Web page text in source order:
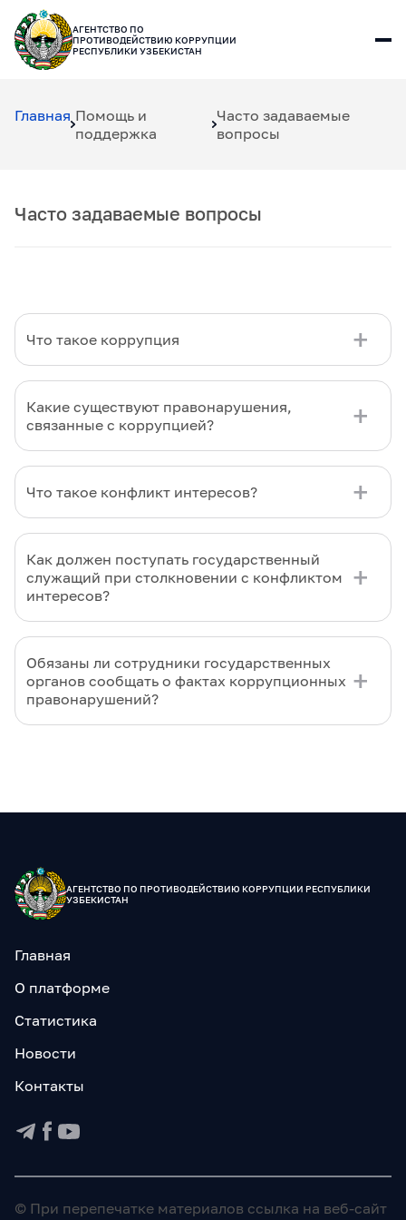
АГЕНТСТВО ПО
ПРОТИВОДЕЙСТВИЮ КОРРУПЦИИ
РЕСПУБЛИКИ УЗБЕКИСТАН
Главная Помощь и
поддержка
Часто задаваемые
вопросы
Часто задаваемые вопросы
Что такое коррупция
Какие существуют правонарушения,
связанные с коррупцией?
Что такое конфликт интересов?
Как должен поступать государственный
служащий при столкновении с конфликтом
интересов?
Обязаны ли сотрудники государственных
органов сообщать о фактах коррупционных
правонарушений?
АГЕНТСТВО ПО ПРОТИВОДЕЙСТВИЮ КОРРУПЦИИ РЕСПУБЛИКИ
УЗБЕКИСТАН
Главная
О платформе
Статистика
Новости
Контакты
© При перепечатке материалов ссылка на веб-сайт